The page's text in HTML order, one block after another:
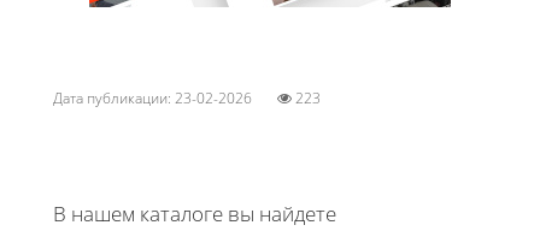
Дата публикации: 23-02-2026 223
В нашем каталоге вы найдете